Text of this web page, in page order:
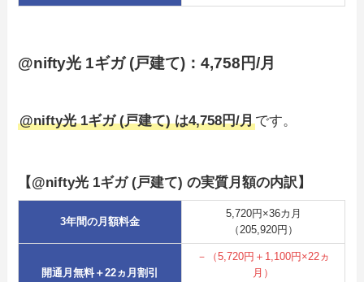
@nifty光 1ギガ (戸建て)：4,758円/月
@nifty光 1ギガ (戸建て) は4,758円/月です。
【@nifty光 1ギガ (戸建て) の実質月額の内訳】
3年間の月額料金
5,720円×36カ月
（205,920円）
開通月無料＋22ヵ月割引
－（5,720円＋1,100円×22ヵ
月）